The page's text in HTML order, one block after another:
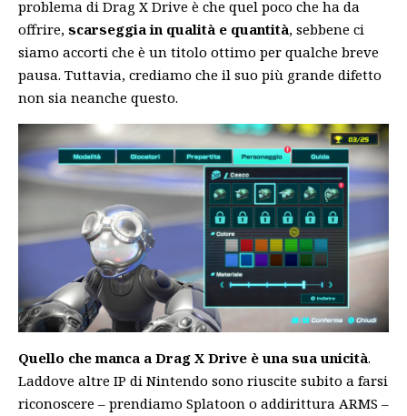
problema di Drag X Drive è che quel poco che ha da
offrire, scarseggia in qualità e quantità, sebbene ci
siamo accorti che è un titolo ottimo per qualche breve
pausa. Tuttavia, crediamo che il suo più grande difetto
non sia neanche questo.
Quello che manca a Drag X Drive è una sua unicità.
Laddove altre IP di Nintendo sono riuscite subito a farsi
riconoscere – prendiamo Splatoon o addirittura ARMS –